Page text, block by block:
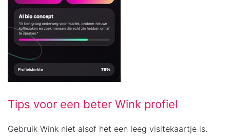
Tips voor een beter Wink profiel
Gebruik Wink niet alsof het een leeg visitekaartje is.